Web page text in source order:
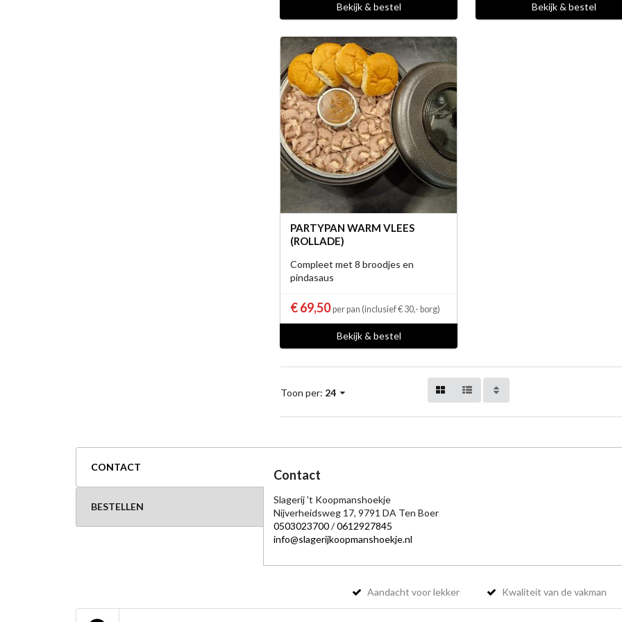
Bekijk & bestel Bekijk & bestel
PARTYPAN WARM VLEES
(ROLLADE)
Compleet met 8 broodjes en
pindasaus
€ 69,50per pan (inclusief € 30,- borg)
Bekijk & bestel
Toon per: 24
CONTACT
BESTELLEN
Contact
Slagerij 't Koopmanshoekje
Nijverheidsweg 17, 9791 DA Ten Boer
0503023700/0612927845
info@slagerijkoopmanshoekje.nl
Aandacht voor lekker Kwaliteit van de vakman